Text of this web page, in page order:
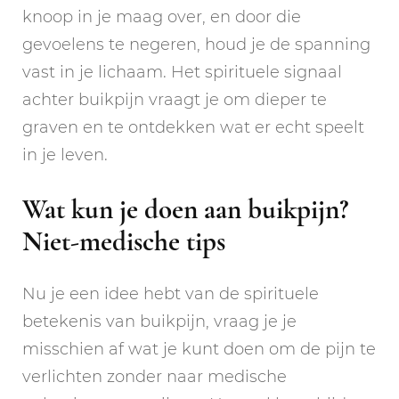
knoop in je maag over, en door die
gevoelens te negeren, houd je de spanning
vast in je lichaam. Het spirituele signaal
achter buikpijn vraagt je om dieper te
graven en te ontdekken wat er echt speelt
in je leven.
Wat kun je doen aan buikpijn?
Niet-medische tips
Nu je een idee hebt van de spirituele
betekenis van buikpijn, vraag je je
misschien af wat je kunt doen om de pijn te
verlichten zonder naar medische